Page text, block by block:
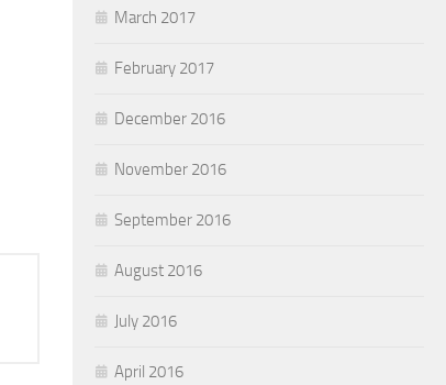
March 2017
February 2017
December 2016
November 2016
September 2016
August 2016
July 2016
April 2016